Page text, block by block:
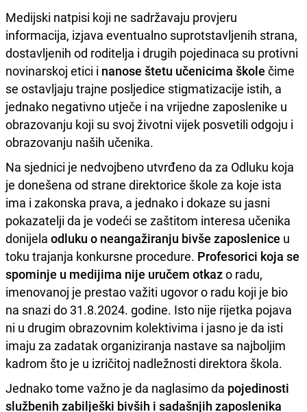
Medijski natpisi koji ne sadržavaju provjeru
informacija, izjava eventualno suprotstavljenih strana,
dostavljenih od roditelja i drugih pojedinaca su protivni
novinarskoj etici i nanose štetu učenicima škole čime
se ostavljaju trajne posljedice stigmatizacije istih, a
jednako negativno utječe i na vrijedne zaposlenike u
obrazovanju koji su svoj životni vijek posvetili odgoju i
obrazovanju naših učenika.
Na sjednici je nedvojbeno utvrđeno da za Odluku koja
je donešena od strane direktorice škole za koje ista
ima i zakonska prava, a jednako i dokaze su jasni
pokazatelji da je vodeći se zaštitom interesa učenika
donijela odluku o neangažiranju bivše zaposlenice u
toku trajanja konkursne procedure. Profesorici koja se
spominje u medijima nije uručem otkazo radu,
imenovanoj je prestao važiti ugovor o radu koji je bio
na snazi do 31.8.2024. godine. Isto nije rijetka pojava
ni u drugim obrazovnim kolektivima i jasno je da isti
imaju za zadatak organiziranja nastave sa najboljim
kadrom što je u izričitoj nadležnosti direktora škola.
Jednako tome važno je da naglasimo da pojedinosti
službenih zabilješki bivših i sadašnjih zaposlenika